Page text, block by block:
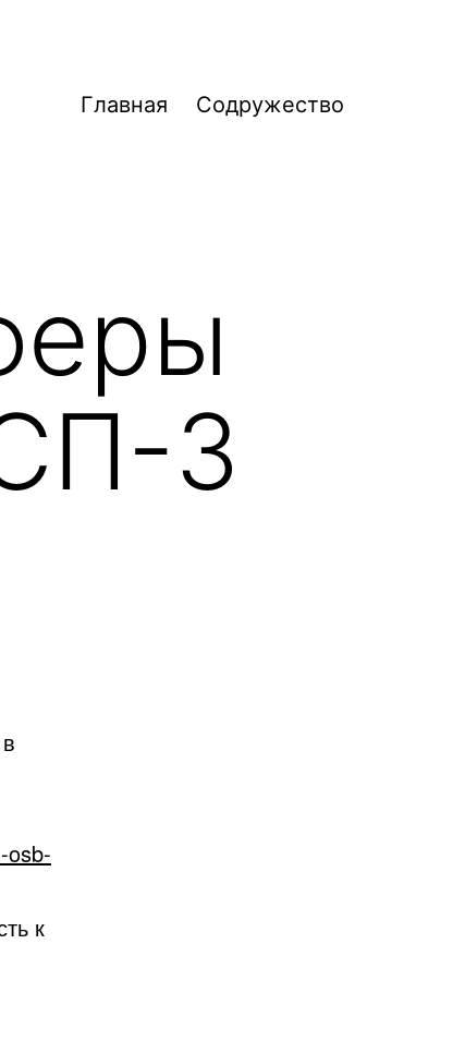
Главная Содружество
3
osb-
к